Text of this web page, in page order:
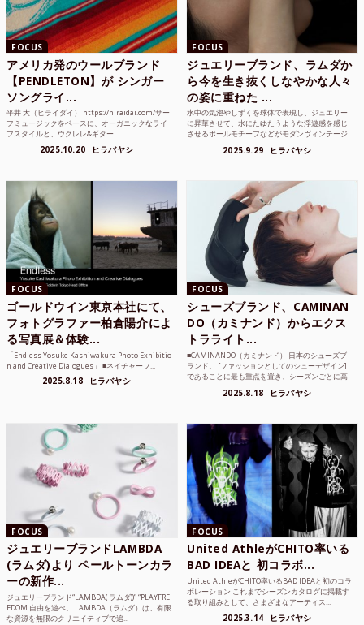
FOCUS
アメリカ発のウールブランド
【PENDLETON】が シンガー
ソングライ...
平井 大（ヒライダイ） https://hiraidai.com/サー
フミュージックをベースに、オーガニックなライ
フスタイルと、ウクレレ&ギター...
2025.10.20 ヒラバヤシ
FOCUS
ジュエリーブランド、ラムダか
ら今を生き抜くしなやかな人々
の姿に重ねた ...
水中の気泡やしずくを球体で表現し、ジュエリー
に昇華させて、水にたゆたうような浮遊感を感じ
させるボールモチーフなどがモダンヴィンテージ
2025.9.29 ヒラバヤシ
FOCUS
ゴールドウイン東京本社にて、
フォトグラファー柏倉陽介によ
る写真展＆体験...
「Endless Yosuke Kashiwakura Photo Exhibitio
n and Creative Dialogues」 ■ネイチャーフ...
2025.8.18 ヒラバヤシ
FOCUS
シューズブランド、CAMINAN
DO（カミナンド）からエクス
トラライト...
■CAMINANDO（カミナンド） 日本のシューズブ
ランド。 [ファッションとしてのシューデザイン]
であることに最も重点を置き、シーズンごとに高
2025.8.18 ヒラバヤシ
FOCUS
ジュエリーブランドLAMBDA
(ラムダ)より ペールトーンカラ
ーの新作...
ジュエリーブランド“LAMBDA( ラムダ))” “PLAYFRE
EDOM 自由を遊べ。 LAMBDA（ラムダ）は、有限
な資源を無限のクリエイティブで追...
FOCUS
United AthleがCHITO率いる
BAD IDEAと 初コラボ...
United AthleがCHITO率いるBAD IDEAと初のコラ
ボレーション これまでシーズンカタログに掲載す
る取り組みとして、さまざまなアーティス...
2025.3.14 ヒラバヤシ